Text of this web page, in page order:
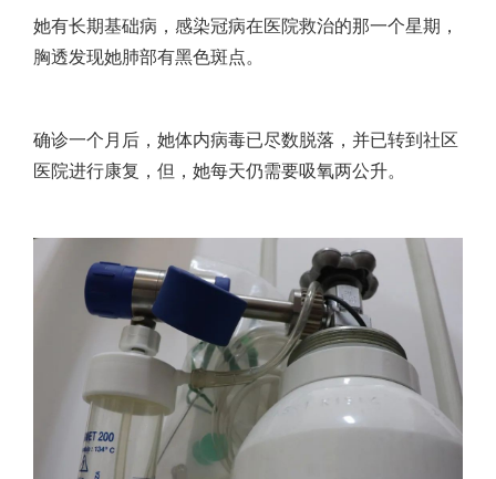
她有长期基础病，感染冠病在医院救治的那一个星期，
胸透发现她肺部有黑色斑点。
确诊一个月后，她体内病毒已尽数脱落，并已转到社区
医院进行康复，但，她每天仍需要吸氧两公升。